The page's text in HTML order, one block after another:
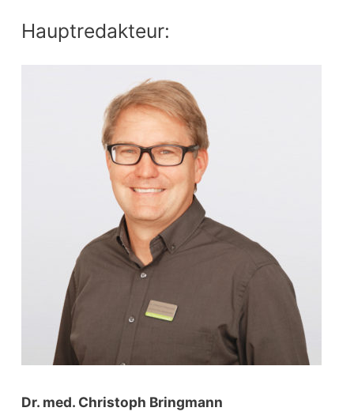
Hauptredakteur:
Dr. med. Christoph Bringmann